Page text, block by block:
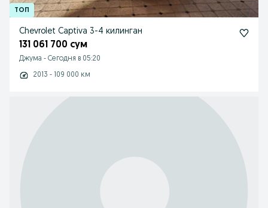
Chevrolet Captiva 3-4 килинган
131 061 700 сум
Джума - Сегодня в 05:20
2013 - 109 000 км